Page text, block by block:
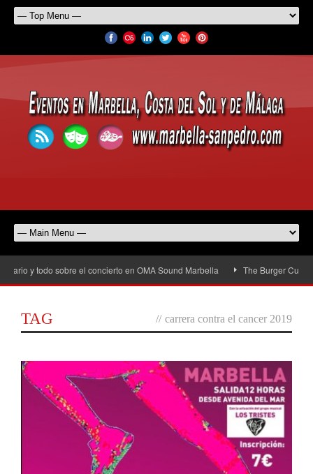
y todo sobre el concierto en OMA Sound Marbella The Burger Cup
TAG // carrera contra el cancer 2019